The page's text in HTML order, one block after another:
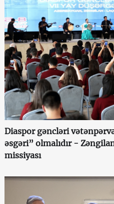
Diaspor gəncləri
əsgəri” olmalıdır -
missiyası